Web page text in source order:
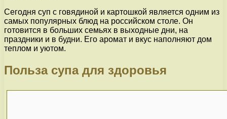
Сегодня суп с говядиной и картошкой является одним из
самых популярных блюд на российском столе. Он
готовится в больших семьях в выходные дни, на
праздники и в будни. Его аромат и вкус наполняют дом
теплом и уютом.
Польза супа для здоровья